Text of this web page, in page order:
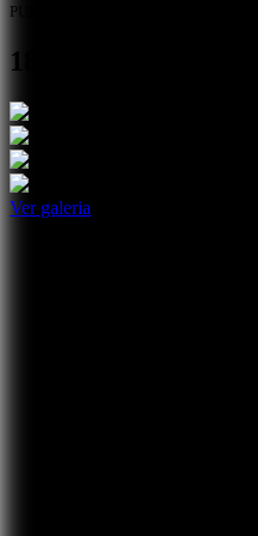
PUB
18.ª Gala de
Ver galeria